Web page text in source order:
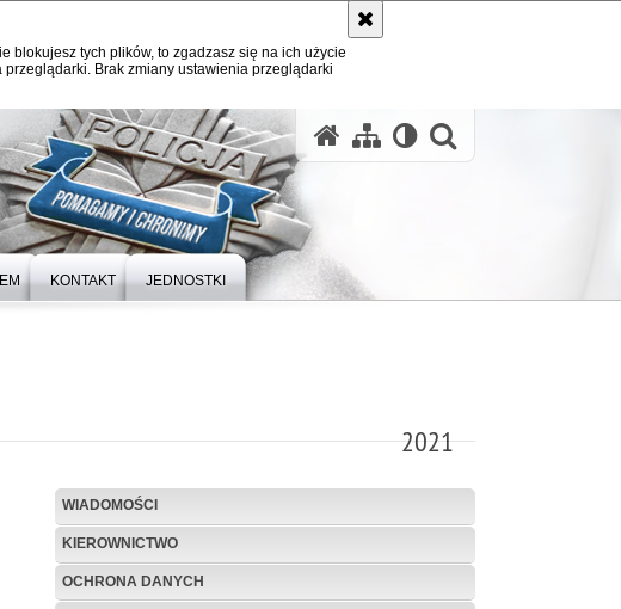
blokujesz tych plików, to zgadzasz się na ich użycie
Brak zmiany ustawienia przeglądarki
KONTAKT JEDNOSTKI
2021
WIADOMOŚCI
KIEROWNICTWO
OCHRONA DANYCH